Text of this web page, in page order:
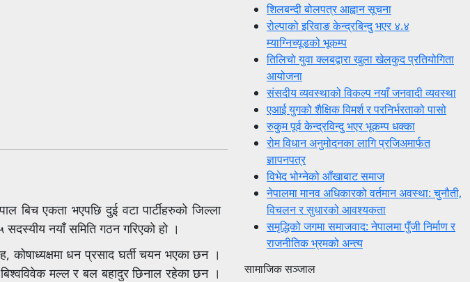
बिच एकता भएपछि दुई वटा पार्टीहरुको जिल्ला
नयाँ समिति गठन गरिएको हो ।
कोषाध्यक्षमा धन प्रसाद घर्ती चयन भएका छन ।
बिश्वविवेक मल्ल र बल बहादुर छिनाल रहेका छन ।
शिलबन्दी बोलपत्र आह्वान सूचना
रोल्पाको इरिवाङ केन्द्रबिन्दु भएर ४.४
म्याग्निच्यूडको भूकम्प
तिलिचो युवा क्लबद्वारा खुला खेलकुद प्रतियोगिता
आयोजना
संसदीय व्यवस्थाको विकल्प नयाँ जनवादी व्यवस्था
एआई युगको शैक्षिक विमर्श र परनिर्भरताको पासो
रुकुम पूर्व केन्द्रविन्दु भएर भूकम्प धक्का
रोम विधान अनुमोदनका लागि प्रजिअमार्फत
ज्ञापनपत्र
विभेद भोग्नेको आँखाबाट समाज
नेपालमा मानव अधिकारको वर्तमान अवस्था: चुनौती,
विचलन र सुधारको आवश्यकता
समृद्धिको जगमा समाजवाद: नेपालमा पुँजी निर्माण र
राजनीतिक भ्रमको अन्त्य
सामाजिक सञ्जाल